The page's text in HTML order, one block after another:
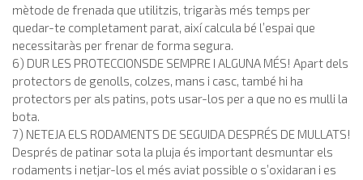
mètode de frenada que utilitzis, trigaràs més temps per
quedar-te completament parat, així calcula bé l’espai que
necessitaràs per frenar de forma segura.
6) DUR LES PROTECCIONSDE SEMPRE I ALGUNA MÉS! Apart dels
protectors de genolls, colzes, mans i casc, també hi ha
protectors per als patins, pots usar-los per a que no es mulli la
bota.
7) NETEJA ELS RODAMENTS DE SEGUIDA DESPRÉS DE MULLATS!
Després de patinar sota la pluja és important desmuntar els
rodaments i netjar-los el més aviat possible o s’oxidaran i es